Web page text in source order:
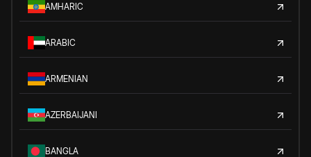
AMHARIC
ARABIC
ARMENIAN
AZERBAIJANI
BANGLA